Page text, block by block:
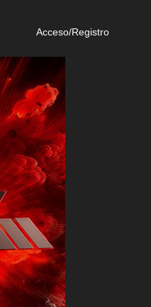
Acceso/Registro